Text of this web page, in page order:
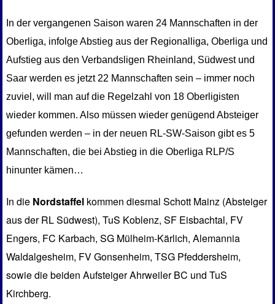
In der vergangenen Saison waren 24 Mannschaften in der
Oberliga, infolge Abstieg aus der Regionalliga, Oberliga und
Aufstieg aus den Verbandsligen Rheinland, Südwest und
Saar werden es jetzt 22 Mannschaften sein – immer noch
zuviel, will man auf die Regelzahl von 18 Oberligisten
wieder kommen. Also müssen wieder genügend Absteiger
gefunden werden – in der neuen RL-SW-Saison gibt es 5
Mannschaften, die bei Abstieg in die Oberliga RLP/S
hinunter kämen…
In die Nordstaffel kommen diesmal Schott Mainz (Absteiger
aus der RL Südwest), TuS Koblenz, SF Eisbachtal, FV
Engers, FC Karbach, SG Mülheim-Kärlich, Alemannia
Waldalgesheim, FV Gonsenheim, TSG Pfeddersheim,
sowie die beiden Aufsteiger Ahrweiler BC und TuS
Kirchberg.